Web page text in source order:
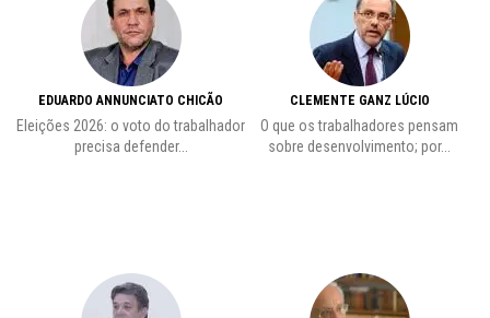
EDUARDO ANNUNCIATO CHICÃO
Eleições 2026: o voto do trabalhador
precisa defender...
CLEMENTE GANZ LÚCIO
O que os trabalhadores pensam
sobre desenvolvimento; por...